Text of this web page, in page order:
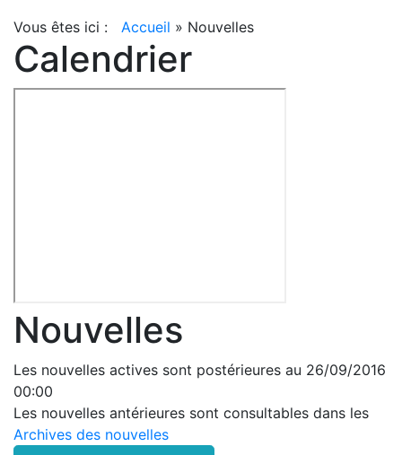
Vous êtes ici : Accueil » Nouvelles
Calendrier
Nouvelles
Les nouvelles actives sont postérieures au 26/09/2016
00:00
Les nouvelles antérieures sont consultables dans les
Archives des nouvelles